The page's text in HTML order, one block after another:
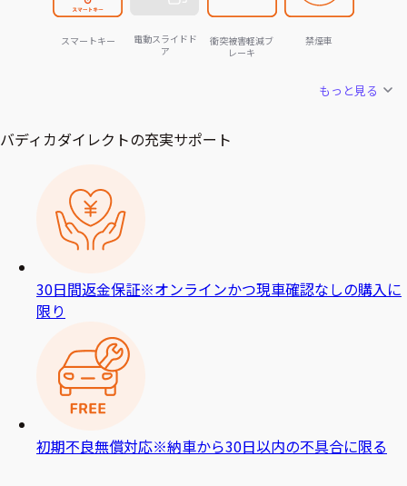
スマートキー
電動スライドド
ア
衝突被害軽減ブ
レーキ
禁煙車
もっと見る
バディカダイレクトの充実サポート
30日間返金保証※オンラインかつ現車確認なしの購入に
限り
初期不良無償対応※納車から30日以内の不具合に限る